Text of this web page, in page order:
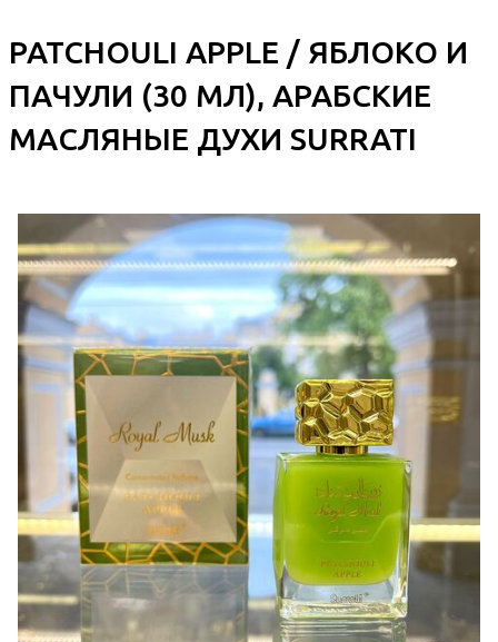
PATCHOULI APPLE / ЯБЛОКО И
ПАЧУЛИ (30 МЛ), АРАБСКИЕ
МАСЛЯНЫЕ ДУХИ SURRATI